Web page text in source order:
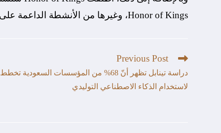
Honor of Kings، وغيرها من الأنشطة الداعمة على م
Previous Post
دراسة تينابل تظهر أنّ 68% من المؤسسات السعودية تخطط
لاستخدام الذكاء الاصطناعي التوليدي